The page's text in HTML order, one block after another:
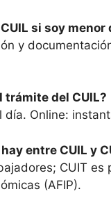
si soy menor
y
trámite del CUIL?
día. Online:
entre CUIL y
CUIT es
(AFIP).